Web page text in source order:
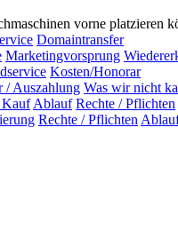
vorne platzieren
Domaintransfer
Marketingvorsprung
Kosten/Honorar
/ Auszahlung Was wir nicht
Kauf Ablauf Rechte / Pflichten
Rechte / Pflichten